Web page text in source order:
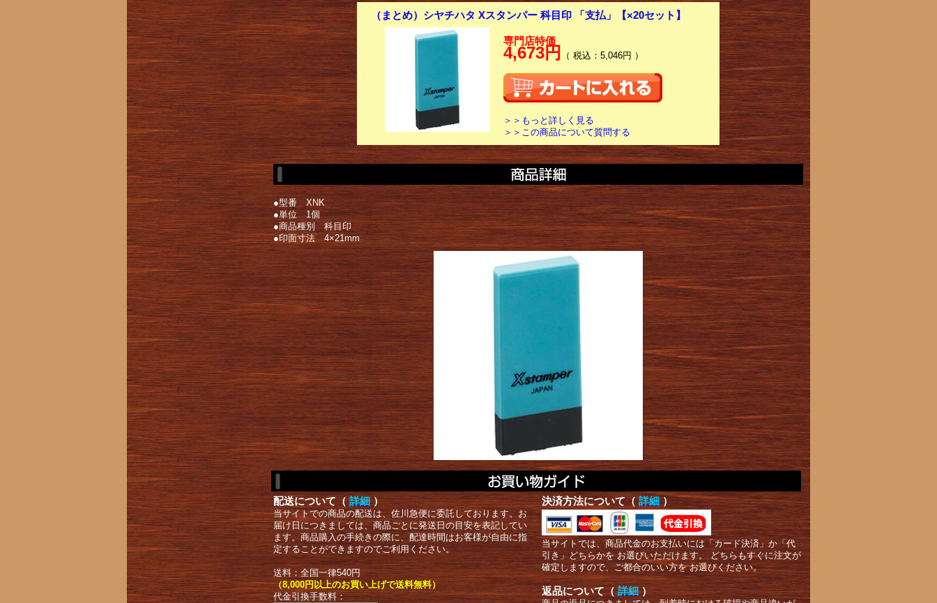
（まとめ）シヤチハタ Xスタンパー 科目印 「支払」【×20セット】
専門店特価
4,673円 （ 税込：5,046円 ）
＞＞もっと詳しく見る
＞＞この商品について質問する
●型番 XNK
●単位 1個
●商品種別 科目印
●印面寸法 4×21mm
配送について（ 詳細 ）
当サイトでの商品の配送は、佐川急便に委託しております。お
届け日につきましては、商品ごとに発送日の目安を表記してい
ます。商品購入の手続きの際に、配達時間はお客様が自由に指
定することができますのでご利用ください。
送料：全国一律540円
（8,000円以上のお買い上げで送料無料）
代金引換手数料：
決済方法について（ 詳細 ）
当サイトでは、商品代金のお支払いには「カード決済」か「代
引き」どちらかを お選びいただけます。 どちらもすぐに注文が
確定しますので、ご都合のいい方を お選びください。
返品について（ 詳細 ）